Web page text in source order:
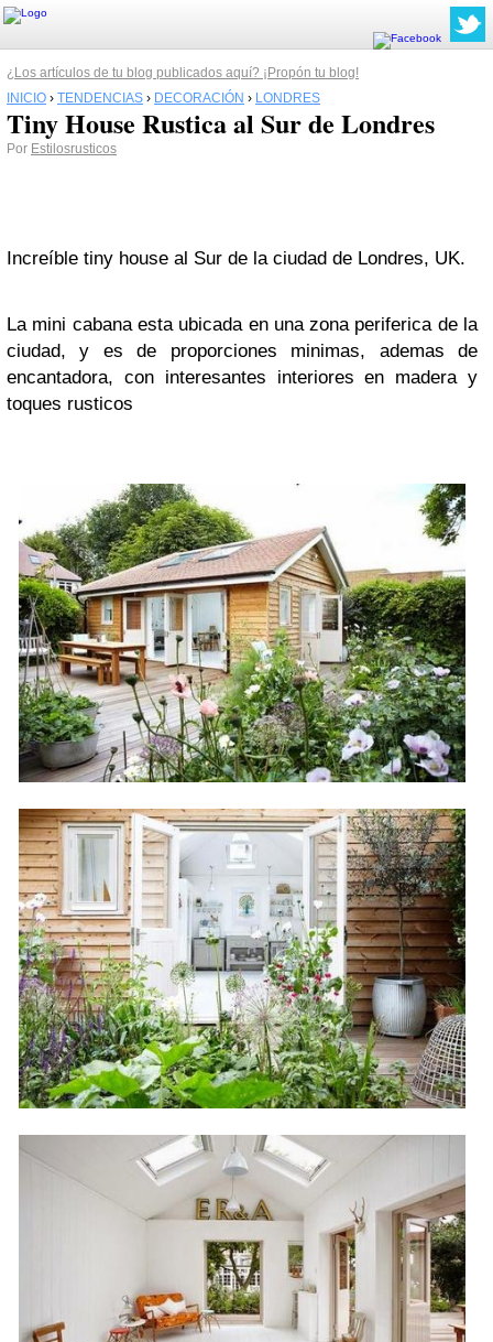
¿Los artículos de tu blog publicados aquí? ¡Propón tu blog!
INICIO › TENDENCIAS › DECORACIÓN › LONDRES
Tiny House Rustica al Sur de Londres
Por Estilosrusticos
Increíble tiny house al Sur de la ciudad de Londres, UK.
La mini cabana esta ubicada en una zona periferica de la
ciudad, y es de proporciones minimas, ademas de
encantadora, con interesantes interiores en madera y
toques rusticos